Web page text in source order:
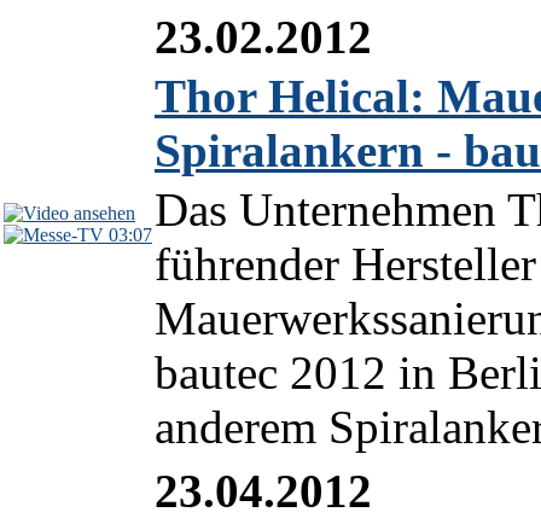
03:07
23.02.2012
Thor Helical:
Spiralankern -
Das Unternehmen
führender
bautec 2012 in
anderem
23.04.2012